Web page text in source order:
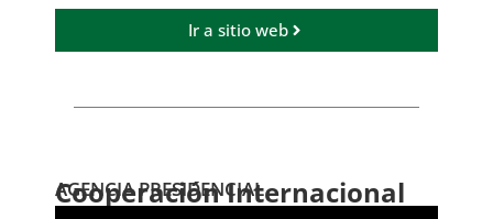
Ir a sitio web
AGENCIA PRESIDENCIAL
Cooperación Internacional